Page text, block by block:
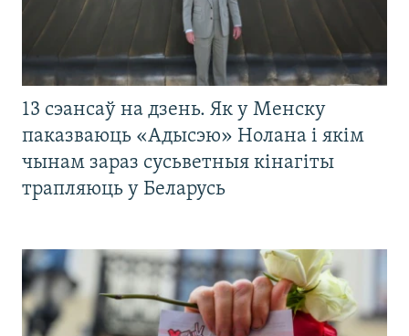
13 сэансаў на дзень. Як у Менску
паказваюць «Адысэю» Нолана і якім
чынам зараз сусьветныя кінагіты
трапляюць у Беларусь